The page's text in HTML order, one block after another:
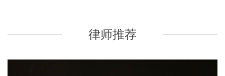
律师推荐